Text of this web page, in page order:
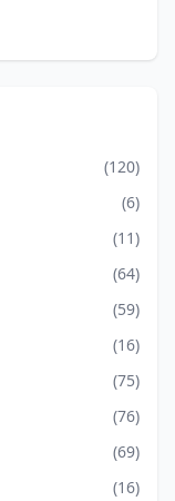
(120)
(6)
(11)
(64)
(59)
(16)
(75)
(76)
(69)
(16)